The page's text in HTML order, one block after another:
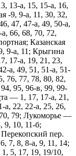
13-а, 15, 15-а, 16,
-9, 9-а, 11, 30, 32,
47, 47-а, 49, 50-а,
66, 68, 70, 72,
Казанская
9-а, 11; Крыгина
17-а, 19, 21, 23,
а, 49, 51, 51-а, 51-
76, 77, 78, 80, 82,
95, 96-в, 99, 99-
— 1, 17, 17-а, 21,
22, 22-а, 25, 26,
79; Лукоморье —
9, 10, 11-б;
пер.
7, 8, 8-а, 9, 11, 14;
5, 17, 19, 19/10,